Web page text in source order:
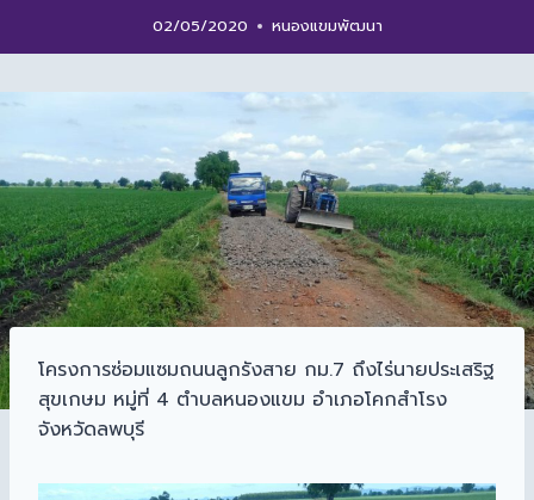
02/05/2020 หนองแขมพัฒนา
โครงการซ่อมแซมถนนลูกรังสาย กม.7 ถึงไร่นายประเสริฐ
สุขเกษม หมู่ที่ 4 ตำบลหนองแขม อำเภอโคกสำโรง
จังหวัดลพบุรี